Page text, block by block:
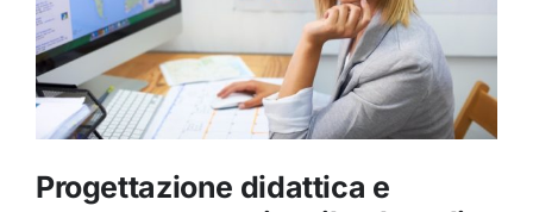
Progettazione didattica e